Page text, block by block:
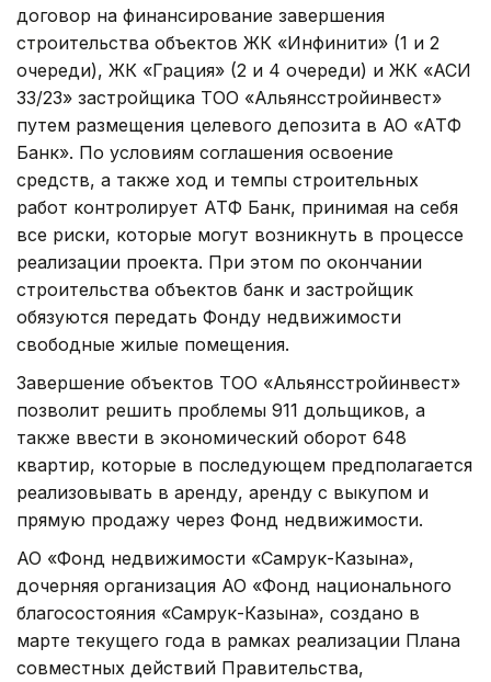
договор на финансирование завершения
строительства объектов ЖК «Инфинити» (1 и 2
очереди), ЖК «Грация» (2 и 4 очереди) и ЖК «АСИ
33/23» застройщика ТОО «Альянсстройинвест»
путем размещения целевого депозита в АО «АТФ
Банк». По условиям соглашения освоение
средств, а также ход и темпы строительных
работ контролирует АТФ Банк, принимая на себя
все риски, которые могут возникнуть в процессе
реализации проекта. При этом по окончании
строительства объектов банк и застройщик
обязуются передать Фонду недвижимости
свободные жилые помещения.
Завершение объектов ТОО «Альянсстройинвест»
позволит решить проблемы 911 дольщиков, а
также ввести в экономический оборот 648
квартир, которые в последующем предполагается
реализовывать в аренду, аренду с выкупом и
прямую продажу через Фонд недвижимости.
АО «Фонд недвижимости «Самрук-Казына»,
дочерняя организация АО «Фонд национального
благосостояния «Самрук-Казына», создано в
марте текущего года в рамках реализации Плана
совместных действий Правительства,